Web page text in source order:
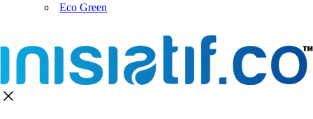
Eco Green